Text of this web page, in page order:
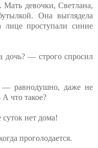
Мать девочки, Светлана,
Она выглядела
лице проступали синие
дочь? — строго спросил
— равнодушно, даже не
что такое?
нет дома!
проголодается.